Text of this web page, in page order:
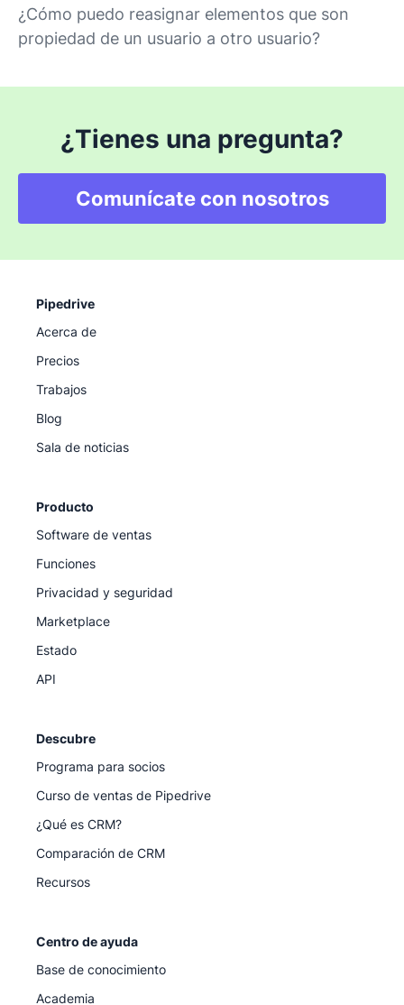
¿Cómo puedo reasignar elementos que son
propiedad de un usuario a otro usuario?
¿Tienes una pregunta?
Comunícate con nosotros
Pipedrive
Acerca de
Precios
Trabajos
Blog
Sala de noticias
Producto
Software de ventas
Funciones
Privacidad y seguridad
Marketplace
Estado
API
Descubre
Programa para socios
Curso de ventas de Pipedrive
¿Qué es CRM?
Comparación de CRM
Recursos
Centro de ayuda
Base de conocimiento
Academia